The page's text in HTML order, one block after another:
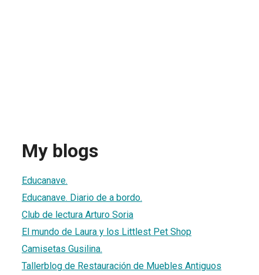
My blogs
Educanave.
Educanave. Diario de a bordo.
Club de lectura Arturo Soria
El mundo de Laura y los Littlest Pet Shop
Camisetas Gusilina.
Tallerblog de Restauración de Muebles Antiguos